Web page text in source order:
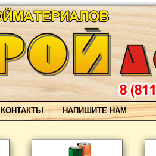
КОНТАКТЫ НАПИШИТЕ НАМ